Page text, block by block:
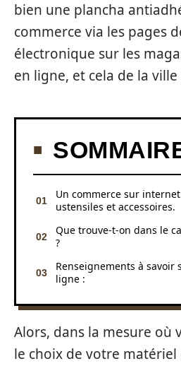
bien une plancha
commerce via les pages
électronique sur les
en ligne, et cela de la
Un commerce sur
ustensiles et accessoires.
Que trouve-t-on dans le
?
Renseignements à savoir
ligne :
Alors, dans la mesure où
le choix de votre